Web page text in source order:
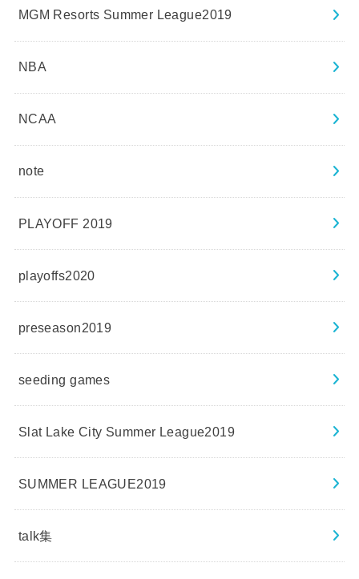
MGM Resorts Summer League2019
NBA
NCAA
note
PLAYOFF 2019
playoffs2020
preseason2019
seeding games
Slat Lake City Summer League2019
SUMMER LEAGUE2019
talk集